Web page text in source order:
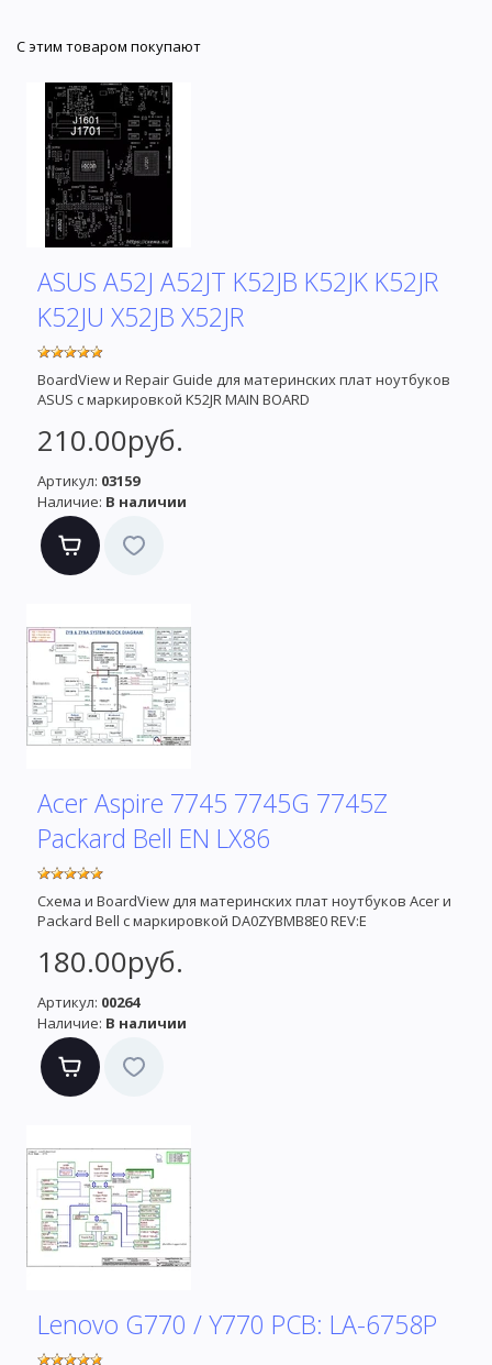
С этим товаром покупают
ASUS A52J A52JT K52JB K52JK K52JR
K52JU X52JB X52JR
BoardView и Repair Guide для материнских плат ноутбуков
ASUS с маркировкой K52JR MAIN BOARD
210.00руб.
Артикул: 03159
Наличие: В наличии
Acer Aspire 7745 7745G 7745Z
Packard Bell EN LX86
Схема и BoardView для материнских плат ноутбуков Acer и
Packard Bell с маркировкой DA0ZYBMB8E0 REV:E
180.00руб.
Артикул: 00264
Наличие: В наличии
Lenovo G770 / Y770 PCB: LA-6758P